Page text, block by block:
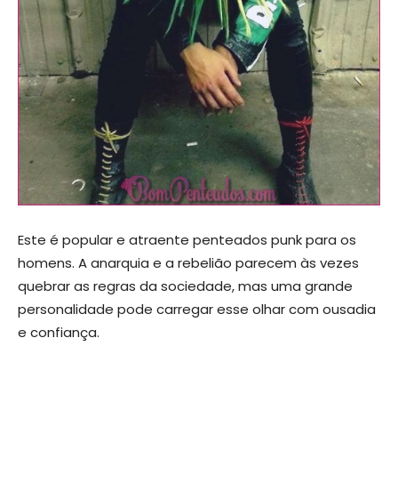
Este é popular e atraente penteados punk para os
homens. A anarquia e a rebelião parecem às vezes
quebrar as regras da sociedade, mas uma grande
personalidade pode carregar esse olhar com ousadia
e confiança.